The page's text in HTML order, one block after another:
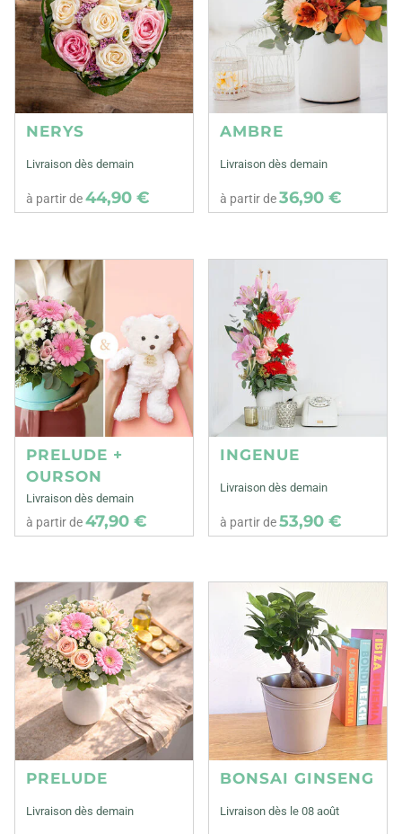
NERYS
Livraison dès demain
à partir de44,90 €
AMBRE
Livraison dès demain
à partir de36,90 €
PRELUDE +
OURSON
Livraison dès demain
à partir de47,90 €
INGENUE
Livraison dès demain
à partir de53,90 €
PRELUDE
Livraison dès demain
BONSAI GINSENG
Livraison dès le 08 août